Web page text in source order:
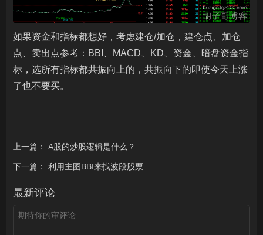
如果资金和指标都想好，考虑建仓/加仓，建仓点、加仓
点、卖出点参考：BBI、MACD、KD、资金、暗盘资金指
标，选所有指标都共振向上的，共振向下的即使今天上涨
了也不要买。
上一篇： A股的炒股逻辑是什么？
下一篇： 利用主图BBI来找波段股票
最新评论